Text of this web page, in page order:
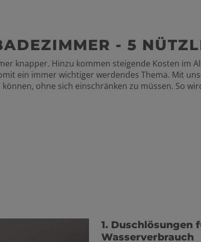
- 5
knapper. Hinzu kommen steigende Kosten im
ein immer wichtiger werdendes Thema. Mit
ohne sich einschränken zu müssen. So
1. Duschlösungen
Wasserverbrauch